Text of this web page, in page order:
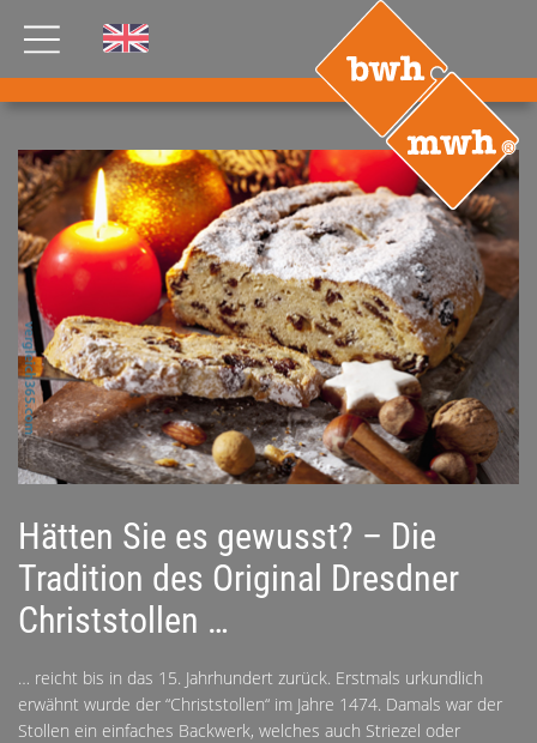
PRODUKTE
B.RIGHT®
TEAM JOBS
ETP GDS
FDS CA FDS USA
KONTAKT
Hätten Sie es gewusst? – Die
Tradition des Original Dresdner
Christstollen …
… reicht bis in das 15. Jahrhundert zurück. Erstmals urkundlich
erwähnt wurde der “Christstollen“ im Jahre 1474. Damals war der
Stollen ein einfaches Backwerk, welches auch Striezel oder